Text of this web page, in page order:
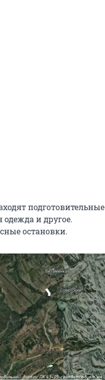
подготовительные
и другое.
остановки.